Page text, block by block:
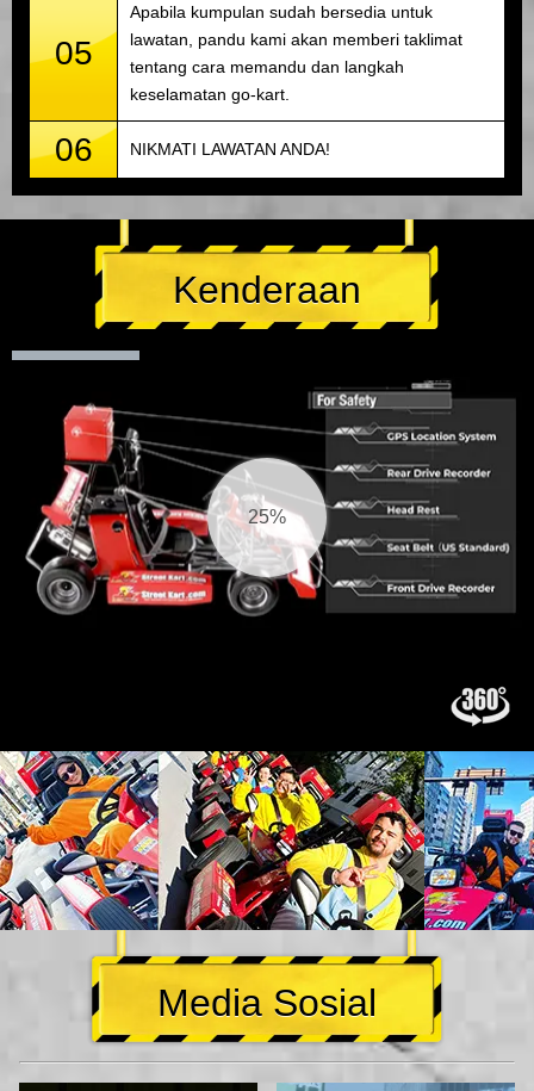
05
Apabila kumpulan sudah bersedia untuk
lawatan, pandu kami akan memberi taklimat
tentang cara memandu dan langkah
keselamatan go-kart.
06 NIKMATI LAWATAN ANDA!
Kenderaan
26%
Media Sosial